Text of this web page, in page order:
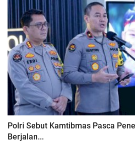
Polri Sebut Kamtibmas Pasca
Berjalan...